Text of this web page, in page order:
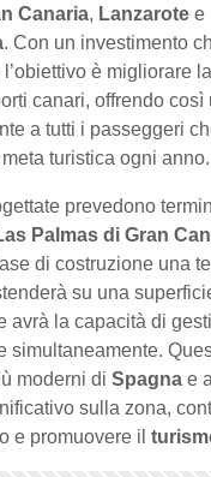
Canaria, Lanzarote e
. Con un investimento
è migliorare
canari, offrendo così
a tutti i passeggeri
turistica ogni anno.
prevedono
Palmas di Gran
di costruzione una
su una
avrà la capacità di
simultaneamente.
moderni di Spagna e
sulla zona,
e promuovere il